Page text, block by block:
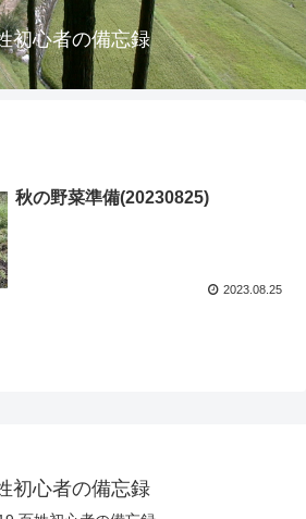
初心者の備忘録
秋の野菜準備(20230825)
2023.08.25
初心者の備忘録